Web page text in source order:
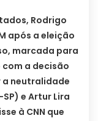
Rodrigo
após a eleição
marcada para
a decisão
neutralidade
e Artur Lira
à CNN que